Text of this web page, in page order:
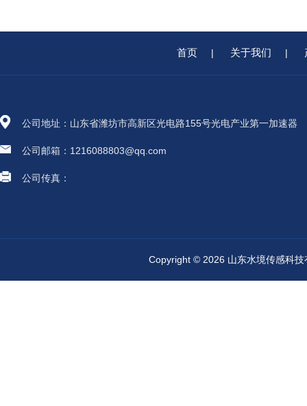
首页 | 关于我们 |
公司地址：山东省潍坊市高新区光电路155号光电产业第一加速器
公司邮箱：1216088803@qq.com
公司传真：
Copyright © 2026 山东水境传感科